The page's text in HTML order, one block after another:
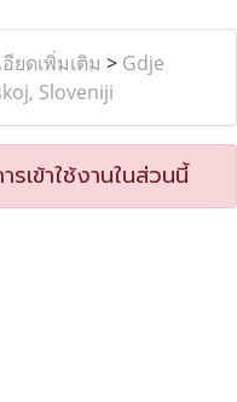
ยดเพิ่มเติม > Gdje
Sloveniji
เข้าใช้งานในส่วนนี้